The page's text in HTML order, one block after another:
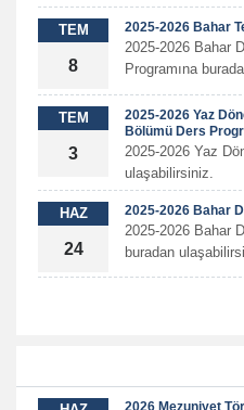
TEM
8
2025-2026 Bahar
2025-2026 Bahar
Programına
TEM
3
2025-2026 Yaz
Bölümü Ders
​2025-2026 Yaz
ulaşabilirsiniz.
HAZ
24
2025-2026 Bahar
​2025-2026 Bahar
buradan
2026 Mezuniyet